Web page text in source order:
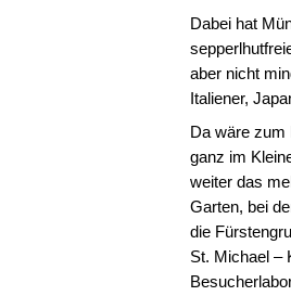
Dabei hat
aber nicht
Italiener,
Da wäre zum
ganz im
weiter das
Garten, bei
die
St. Michael –